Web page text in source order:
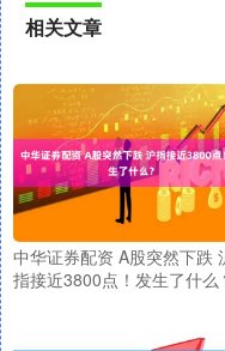
相关文章
中华证券配资 A股突然下跌
指接近3800点！发生了什么